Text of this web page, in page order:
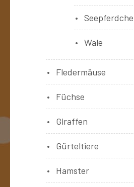
Wale
Fledermäuse
Füchse
Giraffen
Gürteltiere
Hamster